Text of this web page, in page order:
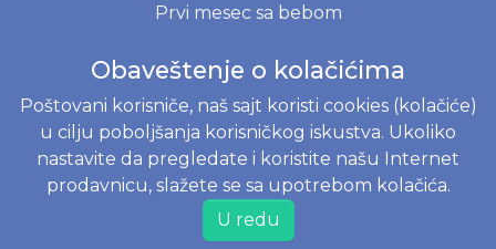
Prvi mesec sa bebom
izbor pelena na www.joko.rs
INFORMACIJE
Politika o kolačićima
Uslovi korišćenja
Politika privatnosti
Obaveštenje o kolačićima
Poštovani korisniče, naš sajt koristi cookies (kolačiće)
u cilju poboljšanja korisničkog iskustva. Ukoliko
nastavite da pregledate i koristite našu Internet
prodavnicu, slažete se sa upotrebom kolačića.
U redu